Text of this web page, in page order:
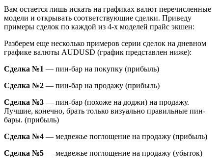
Вам остается лишь искать на графиках валют перечисленные
модели и открывать соответствующие сделки. Приведу
примеры сделок по каждой из 4-х моделей прайс экшен:
Разберем еще несколько примеров серии сделок на дневном
графике валюты AUDUSD (график представлен ниже):
Сделка №1 — пин-бар на покупку (прибыль)
Сделка №2 — пин-бар на продажу (прибыль)
Сделка №3 — пин-бар (похоже на доджи) на продажу.
Лучшие, конечно, брать только визуально правильные пин-
бары. (прибыль)
Сделка №4 — медвежье поглощение на продажу (прибыль)
Сделка №5 — медвежье поглощение на продажу (убыток)